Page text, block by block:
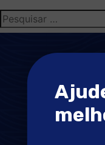
Pesquisar
por: